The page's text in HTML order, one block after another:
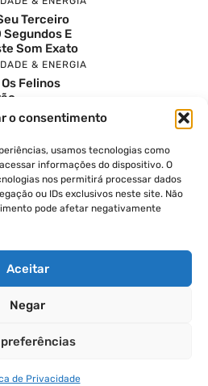
o consentimento
usamos tecnologias como
informações do dispositivo. O
nos permitirá processar dados
ou IDs exclusivos neste site. Não
pode afetar negativamente
Aceitar
Negar
preferências
de Privacidade
Terceiro
Segundos E
Som Exato
& ENERGIA
Felinos
Antigas
8/8 Abre
De
Massa
PROPÓSITO
Mais Pelo
DE PRIVACIDADE